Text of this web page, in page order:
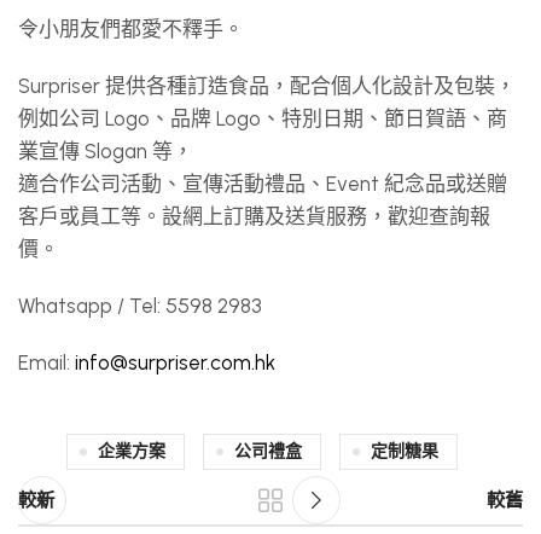
令小朋友們都愛不釋手。
Surpriser 提供各種訂造食品，配合個人化設計及包裝，
例如公司 Logo、品牌 Logo、特別日期、節日賀語、商
業宣傳 Slogan 等，
適合作公司活動、宣傳活動禮品、Event 紀念品或送贈
客戶或員工等。設網上訂購及送貨服務，歡迎查詢報
價。
Whatsapp / Tel: 5598 2983
Email: info@surpriser.com.hk
企業方案 公司禮盒 定制糖果
較新 較舊